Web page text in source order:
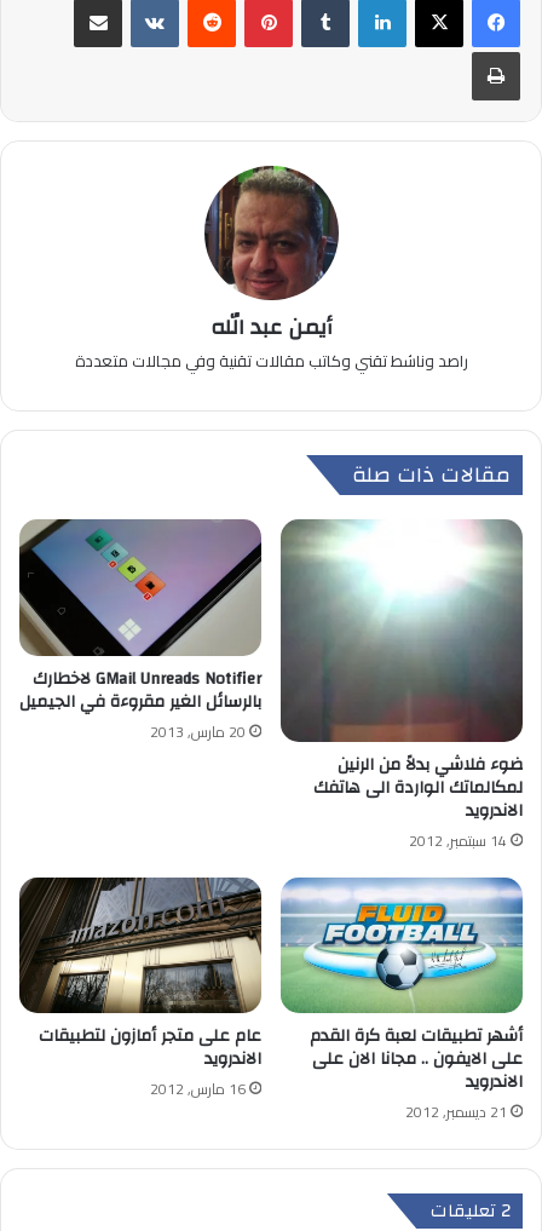
طباعة
أيمن عبد الله
راصد وناشط تقني وكاتب مقالات تقنية وفي مجالات متعددة
مقالات ذات صلة
ضوء فلاشي بدلاً من الرنين
لمكالماتك الواردة الى هاتفك
الاندرويد
14 سبتمبر, 2012
GMail Unreads Notifier لاخطارك
بالرسائل الغير مقروءة في الجيميل
20 مارس, 2013
أشهر تطبيقات لعبة كرة القدم
على الايفون .. مجانا الان على
الاندرويد
21 ديسمبر, 2012
عام على متجر أمازون لتطبيقات
الاندرويد
16 مارس, 2012
‫2 تعليقات